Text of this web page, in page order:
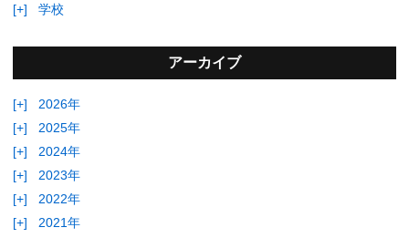
[+]
学校
アーカイブ
[+]
2026年
[+]
2025年
[+]
2024年
[+]
2023年
[+]
2022年
[+]
2021年